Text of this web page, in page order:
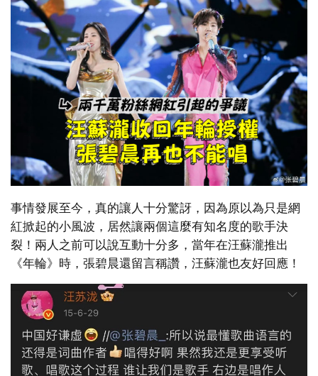
事情發展至今，真的讓人十分驚訝，因為原以為只是網
紅掀起的小風波，居然讓兩個這麼有知名度的歌手決
裂！兩人之前可以說互動十分多，當年在汪蘇瀧推出
《年輪》時，張碧晨還留言稱讚，汪蘇瀧也友好回應！